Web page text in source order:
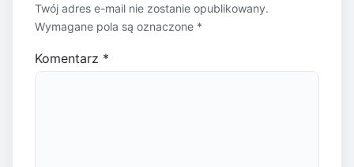
Twój adres e-mail nie zostanie opublikowany.
Wymagane pola są oznaczone *
Komentarz *